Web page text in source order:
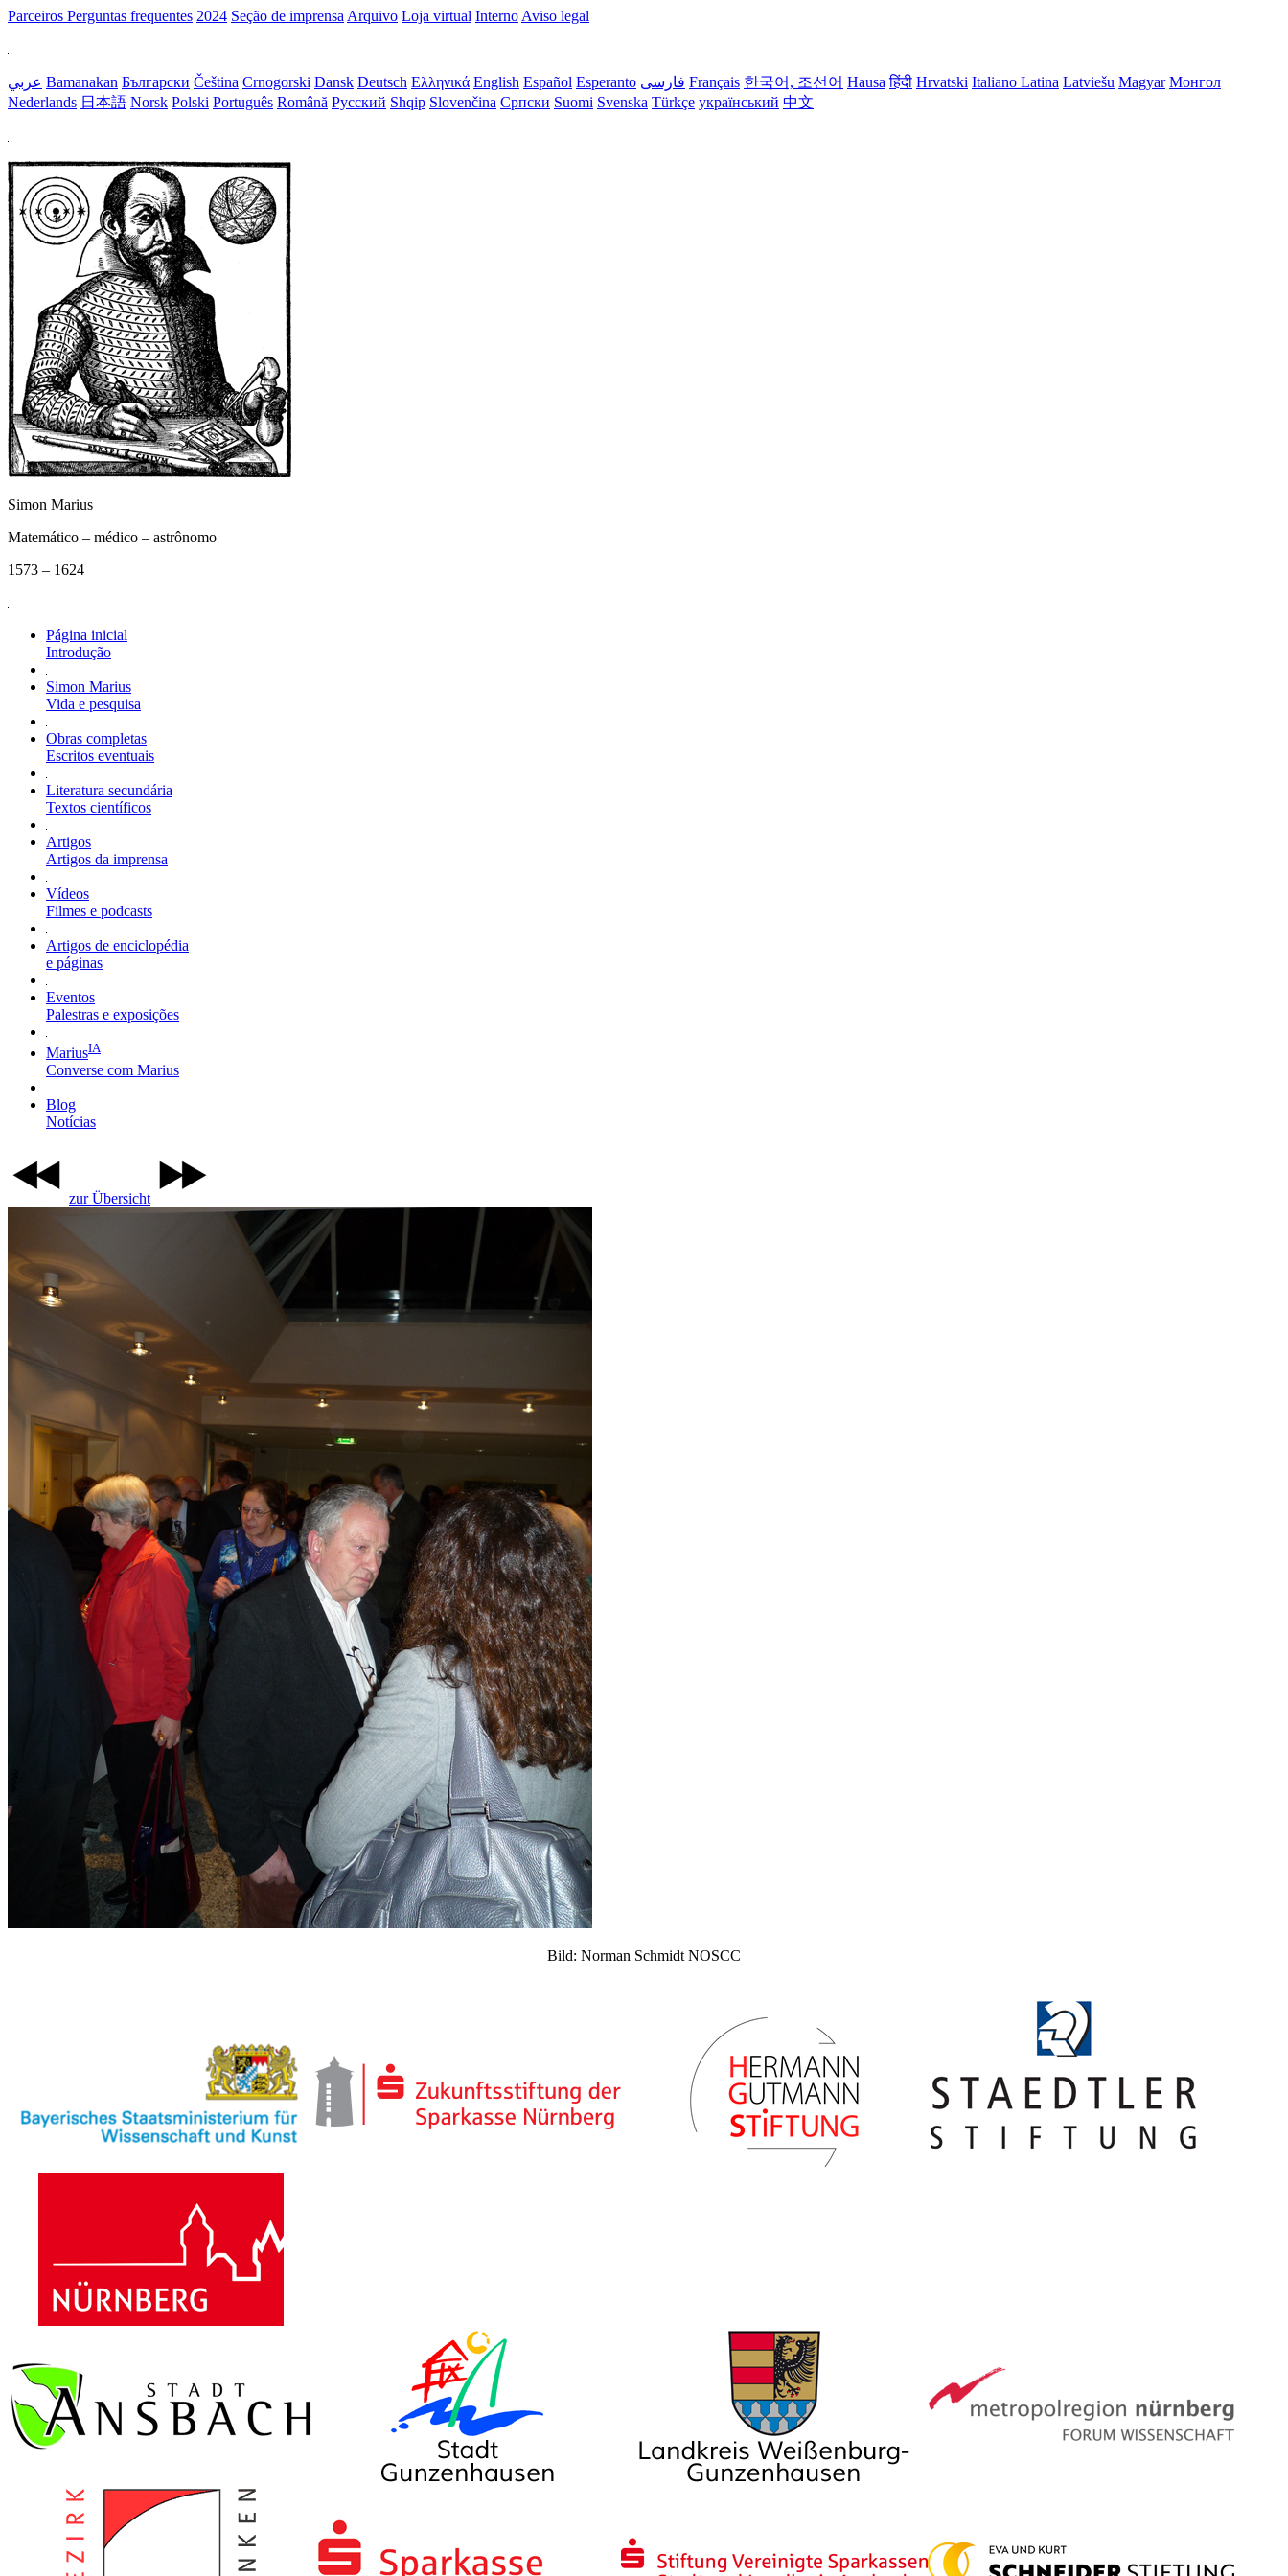
Parceiros Perguntas frequentes 2024 Seção de imprensa Arquivo Loja virtual Interno Aviso legal
عربي Bamanakan Български Čeština Crnogorski Dansk Deutsch Ελληνικά English Español Esperanto فارسی Français 한국어, 조선어 Hausa हिंदी Hrvatski Italiano Latina Latviešu Magyar Монгол
Nederlands 日本語 Norsk Polski Português Română Русский Shqip Slovenčina Српски Suomi Svenska Türkçe український 中文
Simon Marius
Matemático – médico – astrônomo
1573 – 1624
Página inicial
Introdução
Simon Marius
Vida e pesquisa
Obras completas
Escritos eventuais
Literatura secundária
Textos científicos
Artigos
Artigos da imprensa
Vídeos
Filmes e podcasts
Artigos de enciclopédia
e páginas
Eventos
Palestras e exposições
MariusIA
Converse com Marius
Blog
Notícias
zur Übersicht
Bild: Norman Schmidt NOSCC